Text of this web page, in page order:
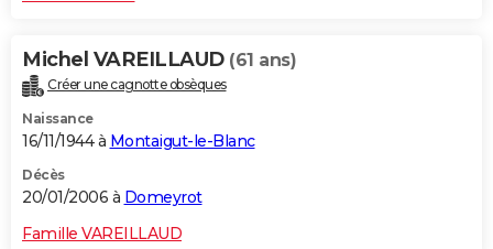
Michel VAREILLAUD (61 ans)
Créer une cagnotte obsèques
Naissance
16/11/1944 à Montaigut-le-Blanc
Décès
20/01/2006 à Domeyrot
Famille VAREILLAUD